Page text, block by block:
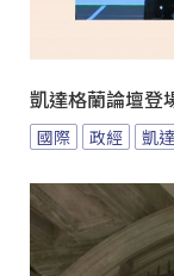
凱達格蘭論壇登
國際 政經 凱